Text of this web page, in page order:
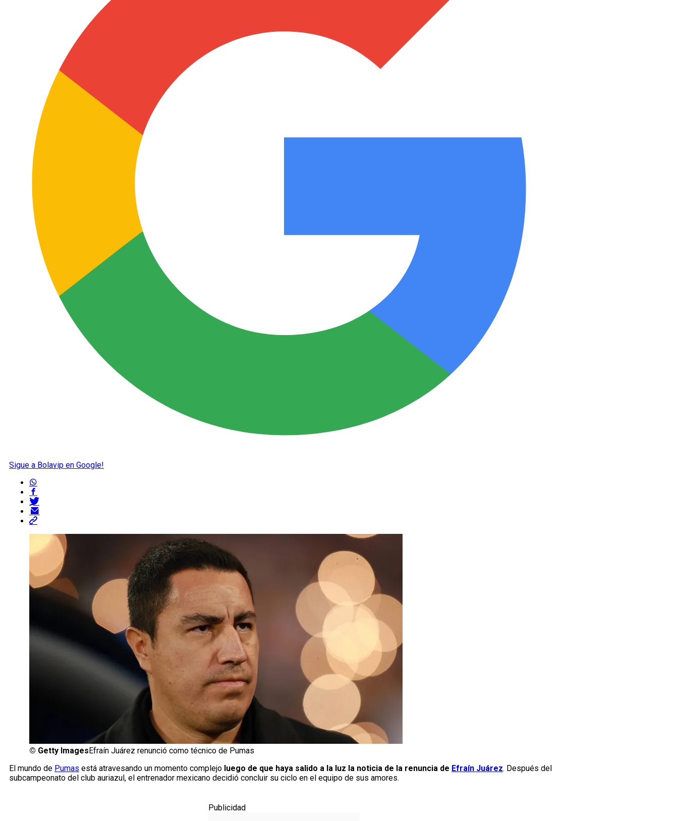
Sigue a Bolavip en Google!
© Getty Images Efraín Juárez renunció como técnico de Pumas
El mundo de Pumas está atravesando un momento complejo luego de que haya salido a la luz la noticia de la renuncia de Efraín Juárez. Después del
subcampeonato del club auriazul, el entrenador mexicano decidió concluir su ciclo en el equipo de sus amores.
Publicidad